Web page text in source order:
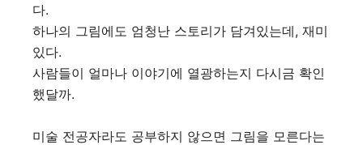
다.
하나의 그림에도 엄청난 스토리가 담겨있는데, 재미
있다.
사람들이 얼마나 이야기에 열광하는지 다시금 확인
했달까.
미술 전공자라도 공부하지 않으면 그림을 모른다는